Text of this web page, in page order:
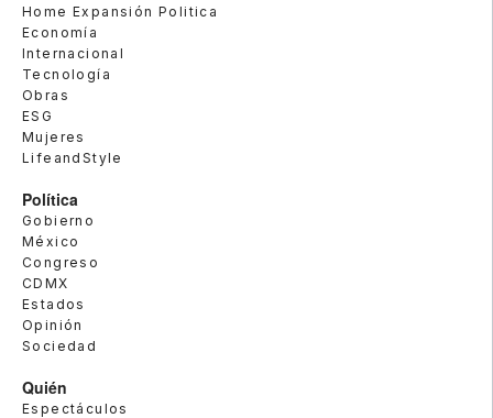
Home Expansión Politica
Economía
Internacional
Tecnología
Obras
ESG
Mujeres
LifeandStyle
Política
Gobierno
México
Congreso
CDMX
Estados
Opinión
Sociedad
Quién
Espectáculos